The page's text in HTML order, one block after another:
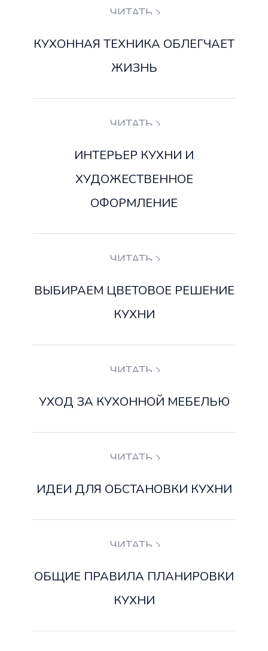
ЧИТАТЬ
КУХОННАЯ ТЕХНИКА ОБЛЕГЧАЕТ
ЖИЗНЬ
ЧИТАТЬ
ИНТЕРЬЕР КУХНИ И
ХУДОЖЕСТВЕННОЕ
ОФОРМЛЕНИЕ
ЧИТАТЬ
ВЫБИРАЕМ ЦВЕТОВОЕ РЕШЕНИЕ
КУХНИ
ЧИТАТЬ
УХОД ЗА КУХОННОЙ МЕБЕЛЬЮ
ЧИТАТЬ
ИДЕИ ДЛЯ ОБСТАНОВКИ КУХНИ
ЧИТАТЬ
ОБЩИЕ ПРАВИЛА ПЛАНИРОВКИ
КУХНИ